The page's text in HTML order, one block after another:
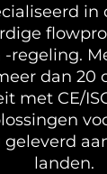
in
regeling.
dan 20
met CE/
landen.